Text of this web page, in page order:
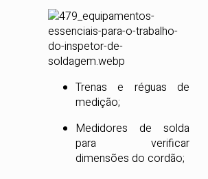
Trenas e réguas de
medição;
Medidores de solda
para verificar
dimensões do cordão;